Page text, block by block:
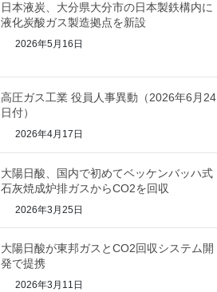
日本液炭、大分県大分市の日本製鉄構内に
液化炭酸ガス製造拠点を新設
2026年5月16日
高圧ガス工業 役員人事異動（2026年6月24
日付）
2026年4月17日
大陽日酸、国内で初めてベッケンバッハ式
石灰焼成炉排ガスからCO2を回収
2026年3月25日
大陽日酸が東邦ガスとCO2回収システム開
発で提携
2026年3月11日